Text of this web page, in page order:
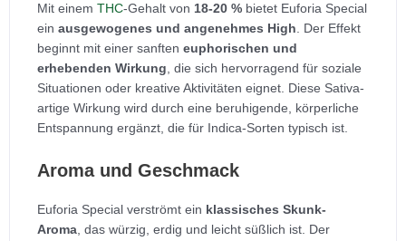
Mit einem THC-Gehalt von 18-20 % bietet Euforia Special
ein ausgewogenes und angenehmes High . Der Effekt
beginnt mit einer sanften euphorischen und
erhebenden Wirkung , die sich hervorragend für soziale
Situationen oder kreative Aktivitäten eignet. Diese Sativa-
artige Wirkung wird durch eine beruhigende, körperliche
Entspannung ergänzt, die für Indica-Sorten typisch ist.
Aroma und Geschmack
Euforia Special verströmt ein klassisches Skunk-
Aroma , das würzig, erdig und leicht süßlich ist. Der